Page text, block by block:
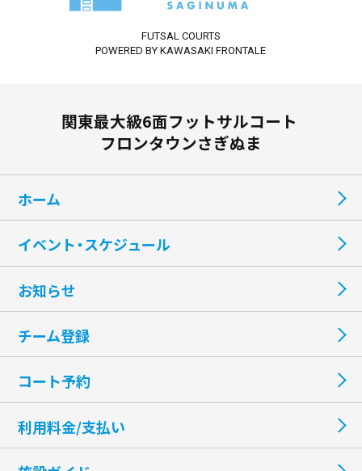
FUTSAL COURTS
POWERED BY KAWASAKI FRONTALE
関東最大級6面フットサルコート
フロンタウンさぎぬま
ホーム
イベント・スケジュール
お知らせ
チーム登録
コート予約
利用料金/支払い